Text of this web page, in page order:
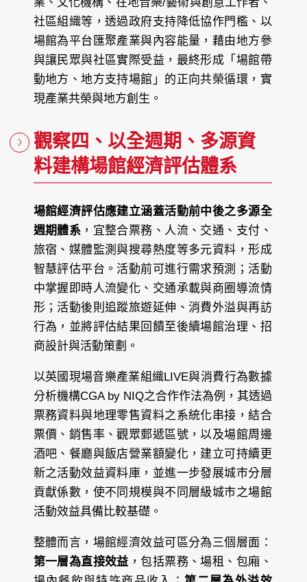
社區組織等，透過政府支持降低協作門檻、以
場館為平台匯聚產業與內容能量，藉由地方參
與讓民眾與社區實際受益，最終形成「場館帶
動地方、地方支持場館」的正向共榮循環，實
現產業共榮與地方創生。
觀察四、以全週期、多源資
料建構場館經濟評估體系
場館經濟評估應建立涵蓋活動前中後之多源全
週期體系 ，宜整合票務、人流、交通、支付、
旅宿、媒體監測與搜尋熱度等多元資料，形成
智慧評估平台。活動前可進行需求預測；活動
中掌握即時人流變化、交通承載與商圈導流情
形；活動後則追蹤旅遊延伸、消費外溢與再訪
行為，並將評估結果回饋至後續場館治理、招
商設計與活動策劃。
以英國現場音樂產業組織LIVE與消費行為數據
分析機構CGA by NIQ之合作作法為例，其透過
票務資料與地理零售資料之系統化串接，結合
票價、銷售率、觀眾郵遞區號，以及場館周邊
酒吧、餐廳與飯店營業額變化，建立可持續更
新之活動效益資料庫，並進一步發展城市分層
貢獻係數，使不同規模與不同層級城市之場館
活動效益具備比較基礎。
整體而言，場館經濟效益可區分為三個層面：
第一層為直接效益 ，包括票務、場租、包廂、